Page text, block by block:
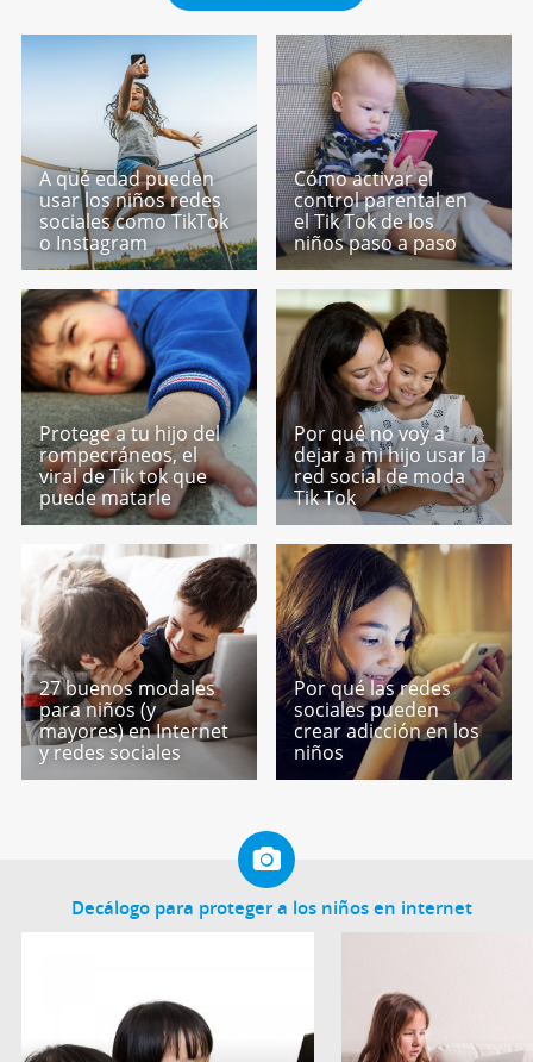
A qué edad pueden
usar los niños redes
sociales como TikTok
o Instagram
Cómo activar el
control parental en
el Tik Tok de los
niños paso a paso
Protege a tu hijo del
rompecráneos, el
viral de Tik tok que
puede matarle
Por qué no voy a
dejar a mi hijo usar la
red social de moda
Tik Tok
27 buenos modales
para niños (y
mayores) en Internet
y redes sociales
Por qué las redes
sociales pueden
crear adicción en los
niños
Decálogo para proteger a los niños en internet